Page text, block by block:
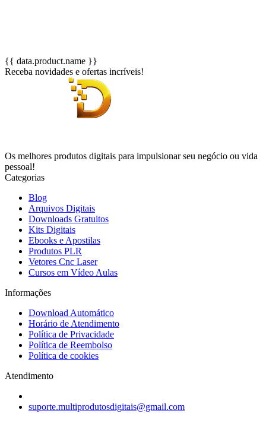
{{ data.product.name }}
Receba novidades e ofertas incríveis!
Os melhores produtos digitais para impulsionar seu negócio ou vida
pessoal!
Categorias
Blog
Arquivos Digitais
Downloads Gratuitos
Kits Digitais
Ebooks e Apostilas
Produtos PLR
Vetores Cnc Laser
Cursos em Vídeo Aulas
Informações
Download Automático
Horário de Atendimento
Política de Privacidade
Política de Reembolso
Política de cookies
Atendimento
suporte.multiprodutosdigitais@gmail.com